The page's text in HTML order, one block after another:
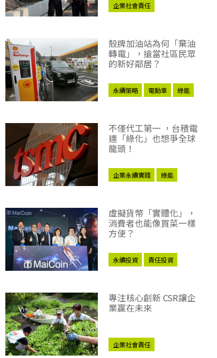
企業社會責任
殼牌加油站為何「棄油
轉電」，搶當社區民眾
的新好鄰居？
永續策略 電動車
綠能
不僅代工第一 ，台積電
連「綠化」也想爭全球
龍頭！
企業永續實踐
綠能
虛擬貨幣「實體化」，
消費者也能像買菜一樣
方便？
永續投資 責任投資
專注核心創新 CSR讓企
業贏在未來
企業社會責任